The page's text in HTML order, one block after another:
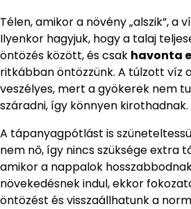
Télen, amikor a növény „alszik”, a
Ilyenkor hagyjuk, hogy a talaj
öntözés között, és csak havonta
ritkábban öntözzünk. A túlzott víz
veszélyes, mert a gyökerek nem
száradni, így könnyen kirothadnak.
A tápanyagpótlást is
nem nő, így nincs szüksége extra
amikor a nappalok
növekedésnek indul, ekkor
öntözést és visszaállhatunk a